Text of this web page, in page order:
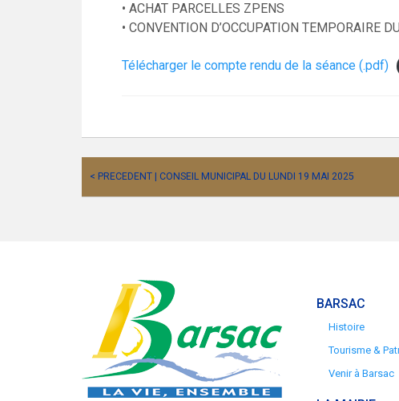
• ACHAT PARCELLES ZPENS
• CONVENTION D’OCCUPATION TEMPORAIRE
Télécharger le compte rendu de la séance (.pdf)
< PRECEDENT | CONSEIL MUNICIPAL DU LUNDI 19 MAI 2025
BARSAC
Histoire
Tourisme &
Venir à Barsac